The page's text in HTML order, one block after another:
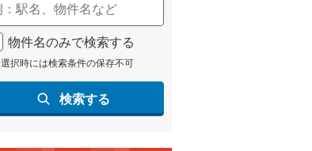
物件名のみで検索する
選択時には検索条件の保存不可
検索する